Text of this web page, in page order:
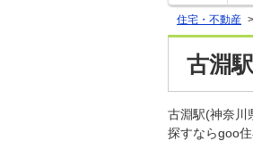
住宅・不動産 >
古淵
古淵駅(神奈川
探すならgoo